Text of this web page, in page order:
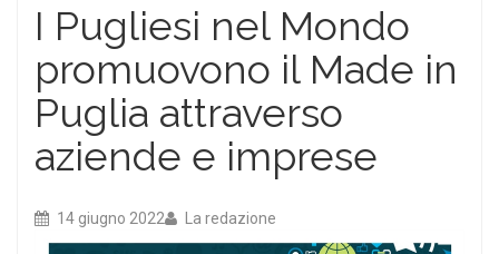
I Pugliesi nel Mondo
promuovono il Made in
Puglia attraverso
aziende e imprese
14 giugno 2022 La redazione